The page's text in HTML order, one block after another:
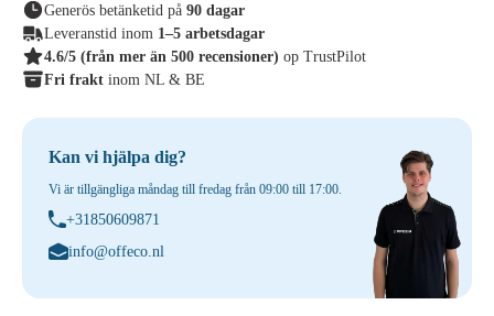
Generös betänketid på 90 dagar
Leveranstid inom 1–5 arbetsdagar
4.6/5 (från mer än 500 recensioner) op TrustPilot
Fri frakt inom NL & BE
Kan vi hjälpa dig?
Vi är tillgängliga måndag till fredag från 09:00 till 17:00.
+31850609871
info@offeco.nl